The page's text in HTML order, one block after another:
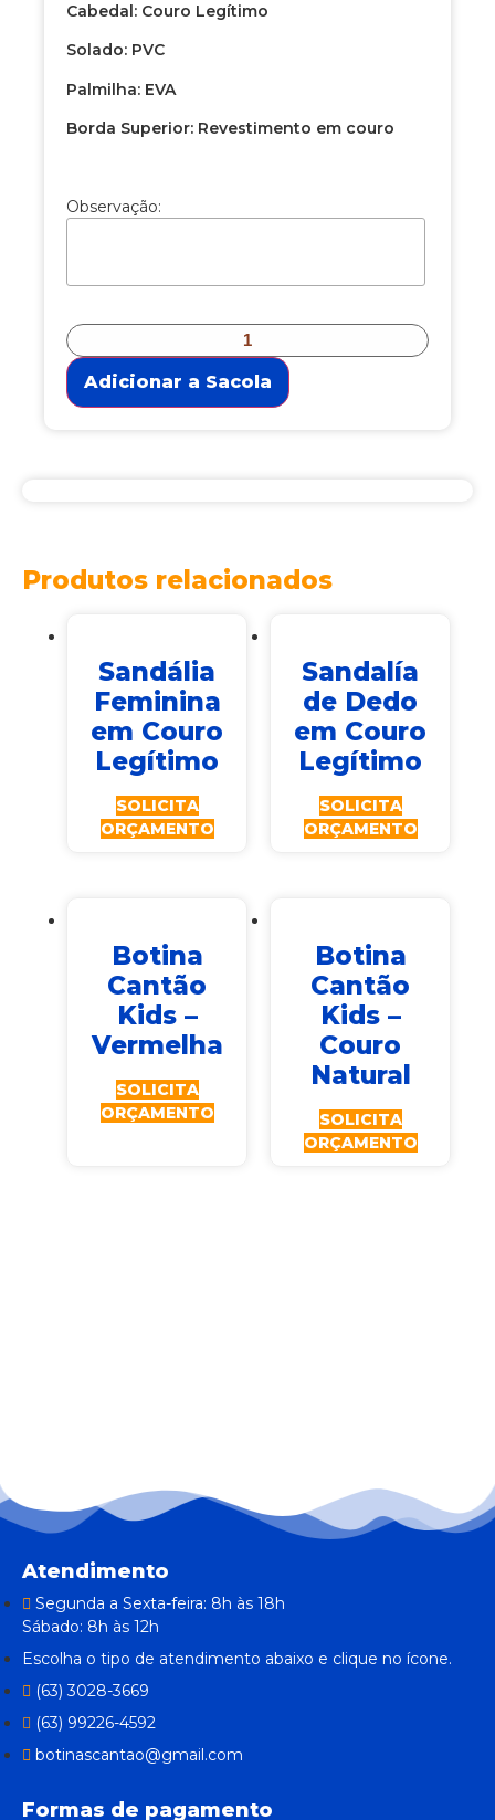
Cabedal: Couro Legítimo
Solado: PVC
Palmilha: EVA
Borda Superior: Revestimento em couro
Observação:
Adicionar a Sacola
Produtos relacionados
Sandália
Feminina
em Couro
Legítimo
SOLICITA
ORÇAMENTO
Sandalía
de Dedo
em Couro
Legítimo
SOLICITA
ORÇAMENTO
Botina
Cantão
Kids –
Vermelha
SOLICITA
ORÇAMENTO
Botina
Cantão
Kids –
Couro
Natural
SOLICITA
ORÇAMENTO
Atendimento
Segunda a Sexta-feira: 8h às 18h
Sábado: 8h às 12h
Escolha o tipo de atendimento abaixo e clique no ícone.
(63) 3028-3669
(63) 99226-4592
botinascantao@gmail.com
Formas de pagamento